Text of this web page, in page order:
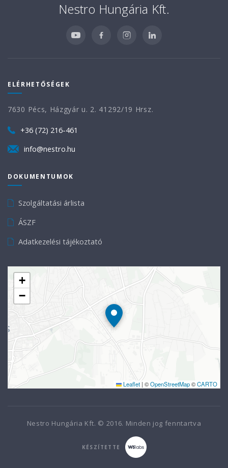
Nestro Hungária Kft.
ELÉRHETŐSÉGEK
7630 Pécs, Házgyár u. 2. 41292/19 Hrsz.
+36 (72) 216-461
info@nestro.hu
DOKUMENTUMOK
Szolgáltatási árlista
ÁSZF
Adatkezelési tájékoztató
+
−
Leaflet | ©OpenStreetMap©CARTO
Nestro Hungária Kft. © 2016. Minden jog fenntartva
KÉSZÍTETTE